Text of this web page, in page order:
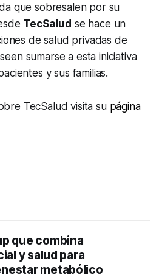
que sobresalen por su
TecSalud se hace un
de salud privadas de
sumarse a esta iniciativa
y sus familias.
TecSalud visita su página
que combina
y salud para
metabólico